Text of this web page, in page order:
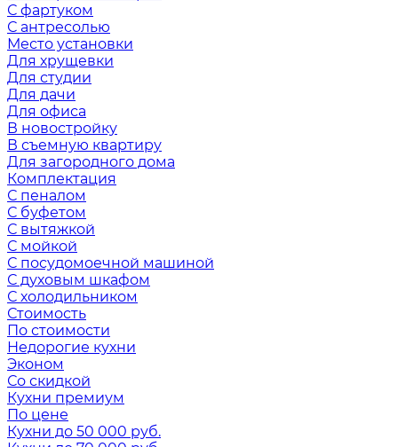
С фартуком
С антресолью
Место установки
Для хрущевки
Для студии
Для дачи
Для офиса
В новостройку
В съемную квартиру
Для загородного дома
Комплектация
С пеналом
С буфетом
С вытяжкой
С мойкой
С посудомоечной машиной
С духовым шкафом
С холодильником
Стоимость
По стоимости
Недорогие кухни
Эконом
Со скидкой
Кухни премиум
По цене
Кухни до 50 000 руб.